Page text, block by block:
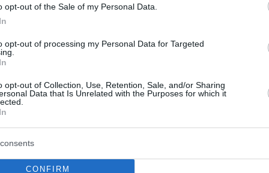
opt-out of the Sale of my Personal Data.
opt-out of processing my Personal Data for Targeted
opt-out of Collection, Use, Retention, Sale, and/or Sharing
Data that Is Unrelated with the Purposes for which it
CONFIRM